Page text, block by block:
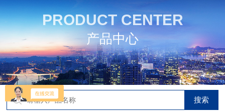
PRODUCT CENTER
产品中心